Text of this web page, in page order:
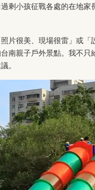
剩小孩征戰各處的在地
片很美、現場很雷」或
南親子戶外景點。我不
。